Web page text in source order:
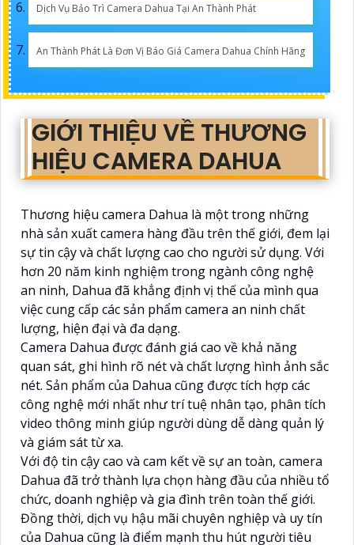
Dịch Vụ Bảo Trì Camera Dahua Tại An Thành Phát
An Thành Phát Là Đơn Vị Báo Giá Camera Dahua Chính Hãng
GIỚI THIỆU VỀ THƯƠNG
HIỆU CAMERA DAHUA
Thương hiệu camera Dahua là một trong những
nhà sản xuất camera hàng đầu trên thế giới, đem lại
sự tin cậy và chất lượng cao cho người sử dụng. Với
hơn 20 năm kinh nghiệm trong ngành công nghệ
an ninh, Dahua đã khẳng định vị thế của mình qua
việc cung cấp các sản phẩm camera an ninh chất
lượng, hiện đại và đa dạng.
Camera Dahua được đánh giá cao về khả năng
quan sát, ghi hình rõ nét và chất lượng hình ảnh sắc
nét. Sản phẩm của Dahua cũng được tích hợp các
công nghệ mới nhất như trí tuệ nhân tạo, phân tích
video thông minh giúp người dùng dễ dàng quản lý
và giám sát từ xa.
Với độ tin cậy cao và cam kết về sự an toàn, camera
Dahua đã trở thành lựa chọn hàng đầu của nhiều tổ
chức, doanh nghiệp và gia đình trên toàn thế giới.
Đồng thời, dịch vụ hậu mãi chuyên nghiệp và uy tín
của Dahua cũng là điểm mạnh thu hút người tiêu